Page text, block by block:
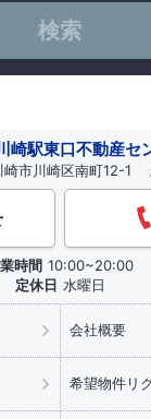
検索
崎駅東口不動産セ
崎市川崎区南町12-1
時間 10:00~20:00
定休日 水曜日
会社概要
希望物件リ